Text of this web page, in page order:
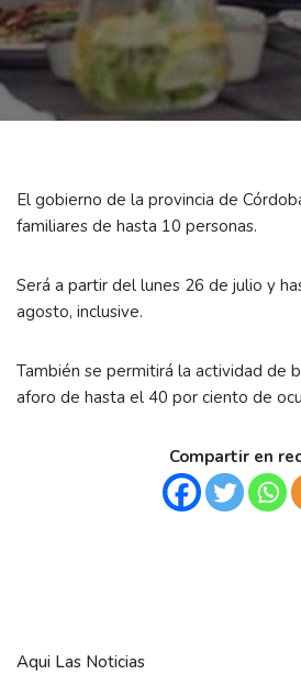
El gobierno de la provincia de
familiares de hasta 10 personas.
Será a partir del lunes 26 de julio y
agosto, inclusive.
También se permitirá la actividad de
aforo de hasta el 40 por ciento de
Compartir en
Aqui Las Noticias